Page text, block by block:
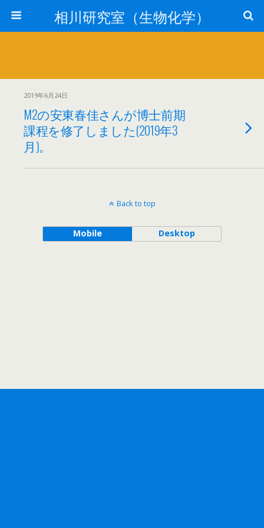
相川研究室（生物化学）
2019年6月24日
M2の安東春佳さんが博士前期
課程を修了しました(2019年3
月)。
Back to top
Mobile Desktop